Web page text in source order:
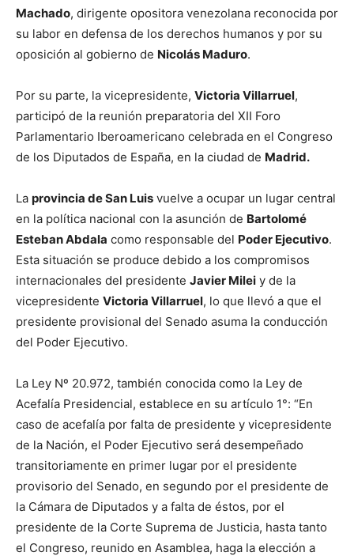
Machado, dirigente opositora venezolana reconocida por
su labor en defensa de los derechos humanos y por su
oposición al gobierno de Nicolás Maduro.
Por su parte, la vicepresidente, Victoria Villarruel,
participó de la reunión preparatoria del XII Foro
Parlamentario Iberoamericano celebrada en el Congreso
de los Diputados de España, en la ciudad de Madrid.
La provincia de San Luis vuelve a ocupar un lugar central
en la política nacional con la asunción de Bartolomé
Esteban Abdala como responsable del Poder Ejecutivo.
Esta situación se produce debido a los compromisos
internacionales del presidente Javier Milei y de la
vicepresidente Victoria Villarruel, lo que llevó a que el
presidente provisional del Senado asuma la conducción
del Poder Ejecutivo.
La Ley Nº 20.972, también conocida como la Ley de
Acefalía Presidencial, establece en su artículo 1°: “En
caso de acefalía por falta de presidente y vicepresidente
de la Nación, el Poder Ejecutivo será desempeñado
transitoriamente en primer lugar por el presidente
provisorio del Senado, en segundo por el presidente de
la Cámara de Diputados y a falta de éstos, por el
presidente de la Corte Suprema de Justicia, hasta tanto
el Congreso, reunido en Asamblea, haga la elección a